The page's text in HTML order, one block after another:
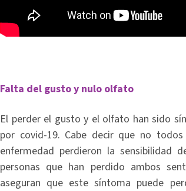
Falta del gusto y nulo olfato
El perder el gusto y el olfato han sido
por covid-19. Cabe decir que no
enfermedad perdieron la sensibilidad
personas que han perdido ambos
aseguran que este síntoma puede